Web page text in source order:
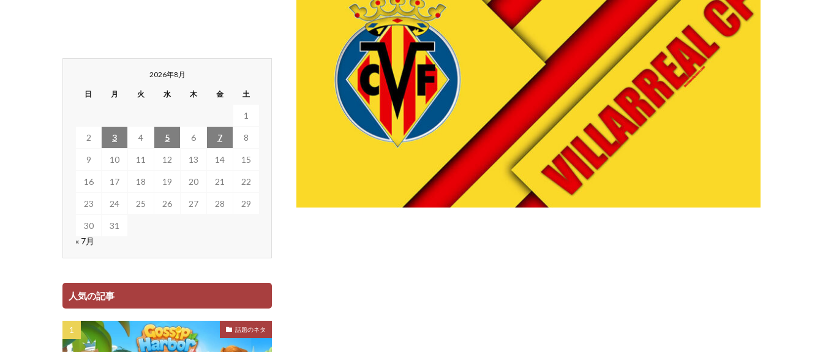
2026年8月
日 月 火 水 木 金 土
1
2 3 4 5 6 7 8
9 10 11 12 13 14 15
16 17 18 19 20 21 22
23 24 25 26 27 28 29
30
31
« 7月
人気の記事
話題のネタ